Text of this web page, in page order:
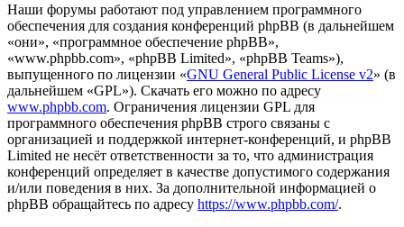
Наши форумы работают под управлением программного
обеспечения для создания конференций phpBB (в дальнейшем
«они», «программное обеспечение phpBB»,
«www.phpbb.com», «phpBB Limited», «phpBB Teams»),
выпущенного по лицензии «GNU General Public License v2» (в
дальнейшем «GPL»). Скачать его можно по адресу
www.phpbb.com. Ограничения лицензии GPL для
программного обеспечения phpBB строго связаны с
организацией и поддержкой интернет-конференций, и phpBB
Limited не несёт ответственности за то, что администрация
конференций определяет в качестве допустимого содержания
и/или поведения в них. За дополнительной информацией о
phpBB обращайтесь по адресу https://www.phpbb.com/.